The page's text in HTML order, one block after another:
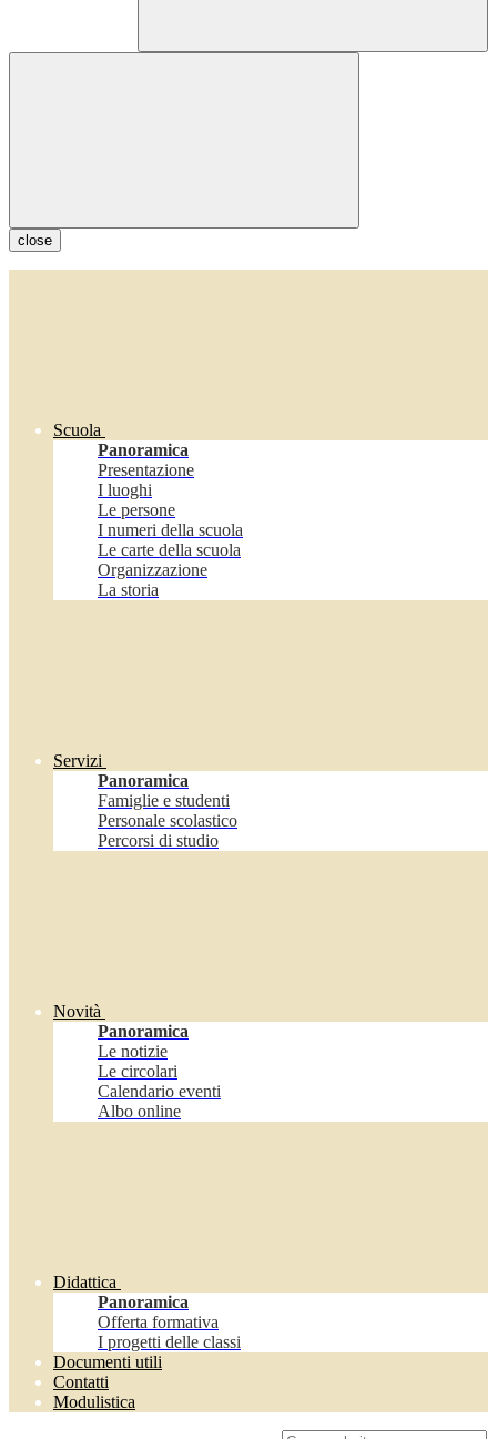
close
Scuola
Panoramica
Presentazione
I luoghi
Le persone
I numeri della scuola
Le carte della scuola
Organizzazione
La storia
Servizi
Panoramica
Famiglie e studenti
Personale scolastico
Percorsi di studio
Novità
Panoramica
Le notizie
Le circolari
Calendario eventi
Albo online
Didattica
Panoramica
Offerta formativa
I progetti delle classi
Documenti utili
Contatti
Modulistica